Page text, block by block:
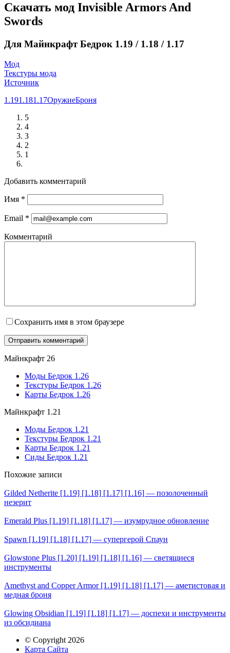
Скачать мод Invisible Armors And
Swords
Для Майнкрафт Бедрок 1.19 / 1.18 / 1.17
Мод
Текстуры мода
Источник
1.191.181.17ОружиеБроня
5
4
3
2
1
Добавить комментарий
Имя *
Email *
Комментарий
Сохранить имя в этом браузере
Майнкрафт 26
Моды Бедрок 1.26
Текстуры Бедрок 1.26
Карты Бедрок 1.26
Майнкрафт 1.21
Моды Бедрок 1.21
Текстуры Бедрок 1.21
Карты Бедрок 1.21
Сиды Бедрок 1.21
Похожие записи
Gilded Netherite [1.19] [1.18] [1.17] [1.16] — позолоченный
незерит
Emerald Plus [1.19] [1.18] [1.17] — изумрудное обновление
Spawn [1.19] [1.18] [1.17] — супергерой Спаун
Glowstone Plus [1.20] [1.19] [1.18] [1.16] — светящиеся
инструменты
Amethyst and Copper Armor [1.19] [1.18] [1.17] — аметистовая и
медная броня
Glowing Obsidian [1.19] [1.18] [1.17] — доспехи и инструменты
из обсидиана
© Copyright 2026
Карта Сайта